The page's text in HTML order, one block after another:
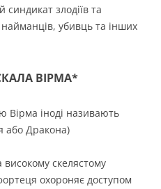
синдикат злодіїв та
найманців, убивць та інших
ВІРМА*
Вірма іноді називають
або Дракона)
скелястому
охороняє доступом